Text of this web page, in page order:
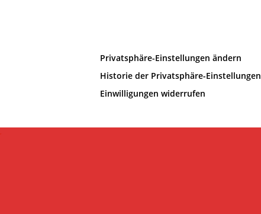
Privatsphäre-Einstellungen ändern
Historie der Privatsphäre-Einstellungen
Einwilligungen widerrufen